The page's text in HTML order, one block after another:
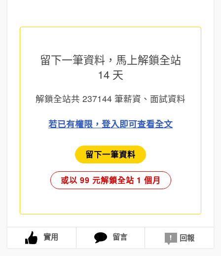
留下一筆資料，馬上解鎖全站
14 天
解鎖全站共 237144 筆薪資、面試資料
若已有權限，登入即可查看全文
留下一筆資料
或以 99 元解鎖全站 1 個月
實用 留言 回報